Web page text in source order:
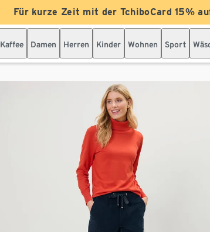
Für kurze Zeit mit der TchiboCard 15%
Kaffee Damen Herren Kinder Wohnen Sport